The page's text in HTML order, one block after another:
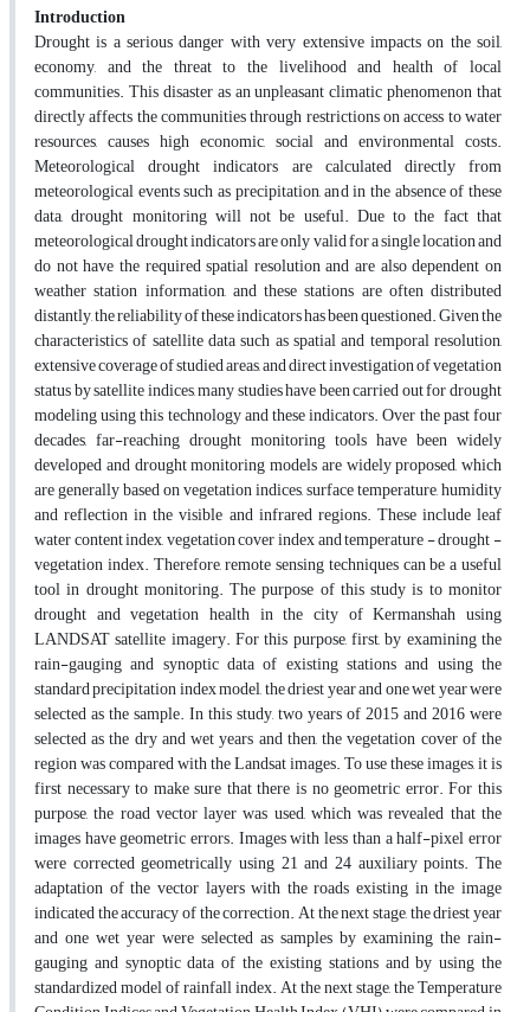
Introduction
Drought is a serious danger with very extensive impacts on the soil,
economy, and the threat to the livelihood and health of local
communities. This disaster as an unpleasant climatic phenomenon that
directly affects the communities through restrictions on access to water
resources, causes high economic, social and environmental costs.
Meteorological drought indicators are calculated directly from
meteorological events such as precipitation, and in the absence of these
data, drought monitoring will not be useful. Due to the fact that
meteorological drought indicators are only valid for a single location and
do not have the required spatial resolution and are also dependent on
weather station information, and these stations are often distributed
distantly, the reliability of these indicators has been questioned. Given the
characteristics of satellite data such as spatial and temporal resolution,
extensive coverage of studied areas, and direct investigation of vegetation
status by satellite indices, many studies have been carried out for drought
modeling using this technology and these indicators. Over the past four
decades, far-reaching drought monitoring tools have been widely
developed and drought monitoring models are widely proposed, which
are generally based on vegetation indices, surface temperature, humidity
and reflection in the visible and infrared regions. These include leaf
water content index, vegetation cover index and temperature - drought -
vegetation index. Therefore, remote sensing techniques can be a useful
tool in drought monitoring. The purpose of this study is to monitor
drought and vegetation health in the city of Kermanshah using
LANDSAT satellite imagery. For this purpose, first, by examining the
rain-gauging and synoptic data of existing stations and using the
standard precipitation index model, the driest year and one wet year were
selected as the sample. In this study, two years of 2015 and 2016 were
selected as the dry and wet years and then, the vegetation cover of the
region was compared with the Landsat images. To use these images, it is
first necessary to make sure that there is no geometric error. For this
purpose, the road vector layer was used, which was revealed that the
images have geometric errors. Images with less than a half-pixel error
were corrected geometrically using 21 and 24 auxiliary points. The
adaptation of the vector layers with the roads existing in the image
indicated the accuracy of the correction. At the next stage, the driest year
and one wet year were selected as samples by examining the rain-
gauging and synoptic data of the existing stations and by using the
standardized model of rainfall index. At the next stage, the Temperature